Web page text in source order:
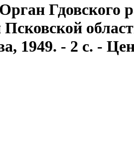
Гдовского
Псковской
1949. - 2 с. -